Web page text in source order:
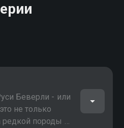
Беверли - или
не только
редкой породы -